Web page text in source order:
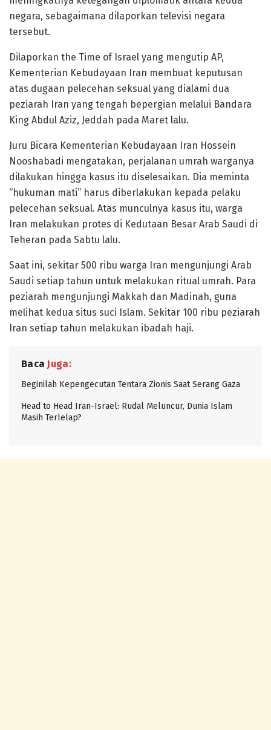
negara, sebagaimana dilaporkan televisi negara
tersebut.
Dilaporkan the Time of Israel yang mengutip AP,
Kementerian Kebudayaan Iran membuat keputusan
atas dugaan pelecehan seksual yang dialami dua
peziarah Iran yang tengah bepergian melalui Bandara
King Abdul Aziz, Jeddah pada Maret lalu.
Juru Bicara Kementerian Kebudayaan Iran Hossein
Nooshabadi mengatakan, perjalanan umrah warganya
dilakukan hingga kasus itu diselesaikan. Dia meminta
“hukuman mati” harus diberlakukan kepada pelaku
pelecehan seksual. Atas munculnya kasus itu, warga
Iran melakukan protes di Kedutaan Besar Arab Saudi di
Teheran pada Sabtu lalu.
Saat ini, sekitar 500 ribu warga Iran mengunjungi Arab
Saudi setiap tahun untuk melakukan ritual umrah. Para
peziarah mengunjungi Makkah dan Madinah, guna
melihat kedua situs suci Islam. Sekitar 100 ribu peziarah
Iran setiap tahun melakukan ibadah haji.
Baca Juga:
Beginilah Kepengecutan Tentara Zionis Saat Serang Gaza
Head to Head Iran-Israel: Rudal Meluncur, Dunia Islam
Masih Terlelap?